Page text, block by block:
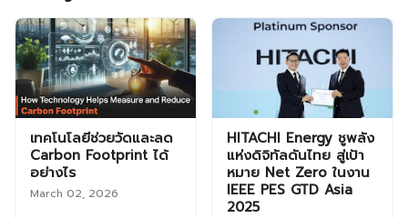
เทคโนโลยีช่วยวัดและลด
Carbon Footprint ได้
อย่างไร
March 02, 2026
HITACHI Energy ชูพลัง
แห่งดิจิทัลดันไทย สู่เป้า
หมาย Net Zero ในงาน
IEEE PES GTD Asia
2025